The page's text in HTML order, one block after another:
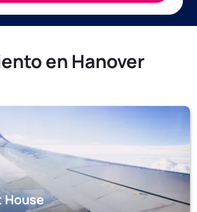
en Hanover
House